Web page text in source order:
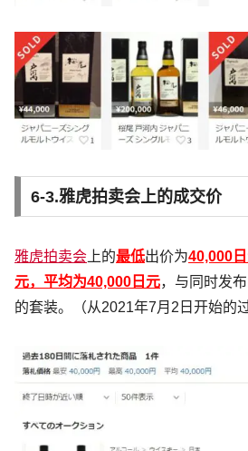
6-3.雅虎拍卖会上的成交价
雅虎拍卖会 上的最低出价为40,000
元，平均为40,000日元，与同时发
的套装。（从2021年7月2日开始的